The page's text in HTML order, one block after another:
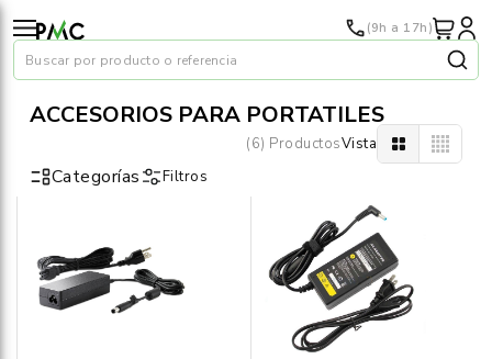
›
Material oficina ›
›
(9h a 17h)
Buscar por producto o referencia
ACCESORIOS PARA PORTÁTILES
Categorías Filtros
(6) ProductosVista